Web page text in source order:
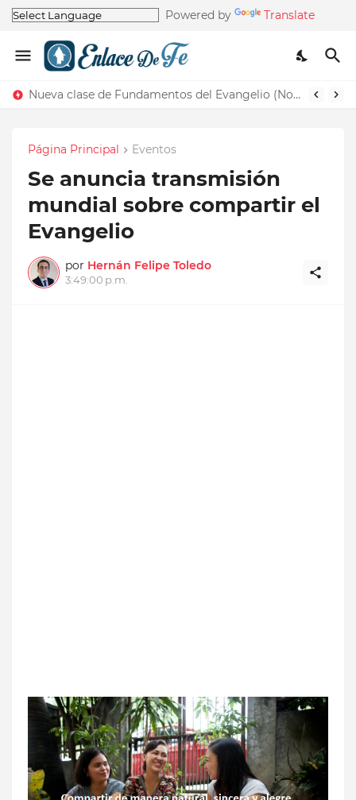
Powered by Translate
Nueva clase de Fundamentos del Evangelio (Nos recuerda la de Principios del Evangelio)
Página Principal Eventos
Se anuncia transmisión
mundial sobre compartir el
Evangelio
por Hernán Felipe Toledo
3:49:00 p.m.